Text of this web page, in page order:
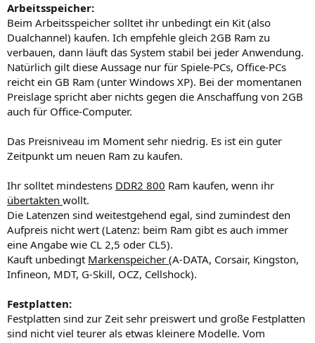
Arbeitsspeicher:
Beim Arbeitsspeicher solltet ihr unbedingt ein Kit (also
Dualchannel) kaufen. Ich empfehle gleich 2GB Ram zu
verbauen, dann läuft das System stabil bei jeder Anwendung.
Natürlich gilt diese Aussage nur für Spiele-PCs, Office-PCs
reicht ein GB Ram (unter Windows XP). Bei der momentanen
Preislage spricht aber nichts gegen die Anschaffung von 2GB
auch für Office-Computer.
Das Preisniveau im Moment sehr niedrig. Es ist ein guter
Zeitpunkt um neuen Ram zu kaufen.
Ihr solltet mindestens DDR2 800 Ram kaufen, wenn ihr
übertakten wollt.
Die Latenzen sind weitestgehend egal, sind zumindest den
Aufpreis nicht wert (Latenz: beim Ram gibt es auch immer
eine Angabe wie CL 2,5 oder CL5).
Kauft unbedingt Markenspeicher (A-DATA, Corsair, Kingston,
Infineon, MDT, G-Skill, OCZ, Cellshock).
Festplatten:
Festplatten sind zur Zeit sehr preiswert und große Festplatten
sind nicht viel teurer als etwas kleinere Modelle. Vom